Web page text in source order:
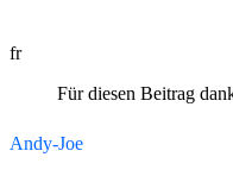
fr
Für diesen Beitrag
Andy-Joe